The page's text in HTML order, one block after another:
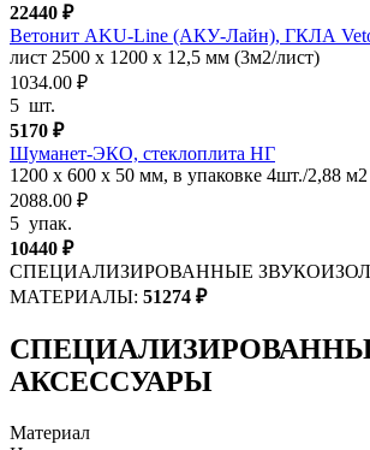
22440 ₽
Ветонит AKU-Line (AКУ-Лайн), ГКЛА
лист 2500 х 1200 х 12,5 мм (3м2/лист)
1034.00 ₽
5 шт.
5170 ₽
Шуманет-ЭКО, стеклоплита НГ
1200 х 600 х 50 мм, в упаковке 4шт./2,88 м2
2088.00 ₽
5 упак.
10440 ₽
СПЕЦИАЛИЗИРОВАННЫЕ
МАТЕРИАЛЫ: 51274 ₽
АКСЕССУАРЫ
Материал